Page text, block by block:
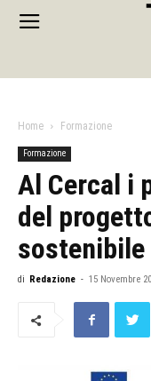
Home Formazione
Formazione
Al Cercal i
del
sostenibile
di Redazione - 15 Novembre